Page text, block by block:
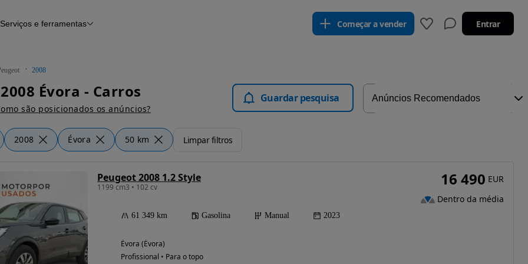
Histórico do veículo
Serviços e ferramentas Começar a vender Entrar
2008
Évora - Carros
são posicionados os anúncios?
Guardar pesquisa
2008 Évora 50 km Limpar filtros
Peugeot 2008 1.2 Style
1199 cm3 • 102 cv
61 349 km Gasolina Manual 2023
Évora (Évora)
Profissional • Para o topo
16 490 EUR
Dentro da média